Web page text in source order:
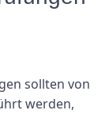
sollten von
werden,